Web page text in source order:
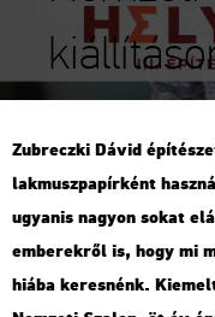
Zub­recz­ki Dávid
lak­musz­pa­pír­ként
ugyan­is na­gyon sokat
em­be­rek­ről is, hogy mi
hiába ke­res­nénk.